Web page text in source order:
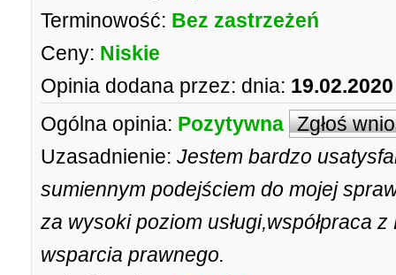
Terminowość: Bez zastrzeżeń
Ceny: Niskie
Opinia dodana przez: dnia:
Ogólna opinia: Pozytywna Zgłoś
Uzasadnienie: Jestem bardzo
sumiennym podejściem do mojej
za wysoki poziom usługi,współpraca
wsparcia prawnego.